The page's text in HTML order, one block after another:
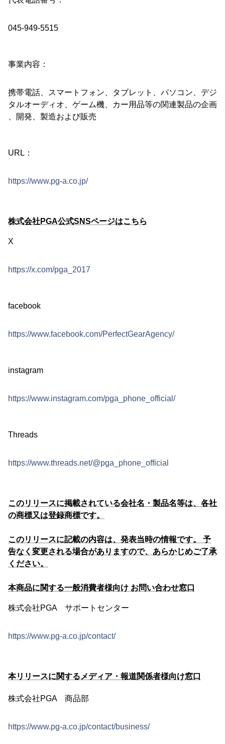
045-949-5515
事業内容：
携帯電話、スマートフォン、タブレット、パソコン、デジ
タルオーディオ、ゲーム機、カー用品等の関連製品の企画
、開発、製造および販売
URL：
https://www.pg-a.co.jp/
株式会社PGA公式SNSページはこちら
X
https://x.com/pga_2017
facebook
https://www.facebook.com/PerfectGearAgency/
instagram
https://www.instagram.com/pga_phone_official/
Threads
https://www.threads.net/@pga_phone_official
このリリースに掲載されている会社名・製品名等は、各社
の商標又は登録商標です。
このリリースに記載の内容は、発表当時の情報です。 予
告なく変更される場合がありますので、あらかじめご了承
ください。
本商品に関する一般消費者様向け お問い合わせ窓口
株式会社PGA サポートセンター
https://www.pg-a.co.jp/contact/
本リリースに関するメディア・報道関係者様向け窓口
株式会社PGA 商品部
https://www.pg-a.co.jp/contact/business/